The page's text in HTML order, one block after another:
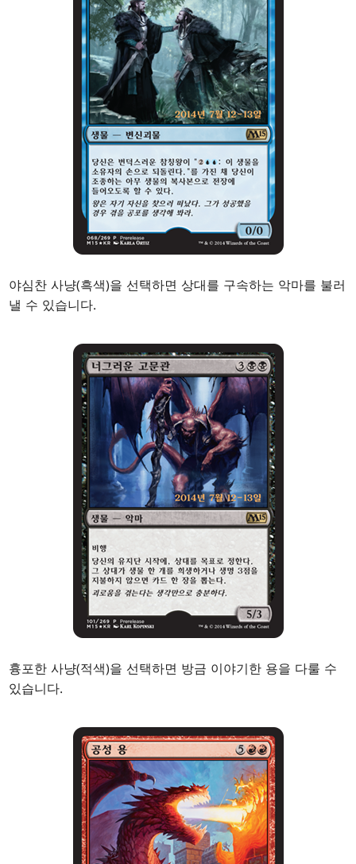
야심찬 사냥(흑색)을 선택하면 상대를 구속하는 악마를 불러
낼 수 있습니다.
흉포한 사냥(적색)을 선택하면 방금 이야기한 용을 다룰 수
있습니다.